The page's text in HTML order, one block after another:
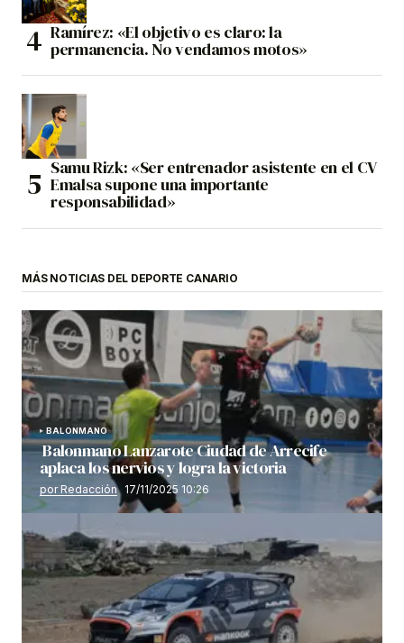
Ramírez: «El objetivo es claro: la
permanencia. No vendamos motos»
Samu Rizk: «Ser entrenador asistente en el CV
Emalsa supone una importante
responsabilidad»
MÁS NOTICIAS DEL DEPORTE CANARIO
BALONMANO
Balonmano Lanzarote Ciudad de Arrecife
aplaca los nervios y logra la victoria
por Redacción 17/11/2025 10:26